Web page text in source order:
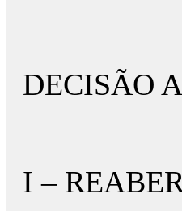
DECISÃO
I –